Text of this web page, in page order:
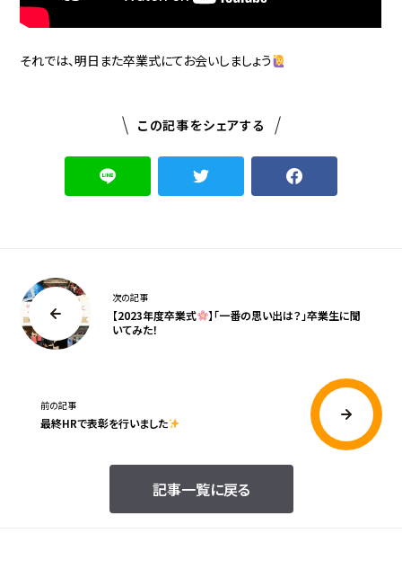
それでは、明日また卒業式にてお会いしましょう
この記事をシェアする
次の記事
【2023年度卒業式
】「一番の思い出は？」卒業生に聞
いてみた！
記事一覧に戻る
前の記事
最終HRで表彰を行いました